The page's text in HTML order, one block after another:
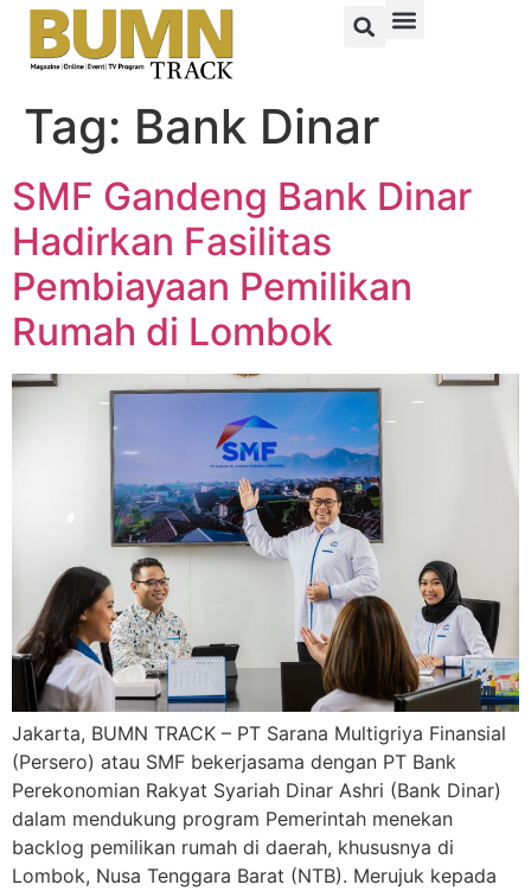
Tag: Bank Dinar
SMF Gandeng Bank Dinar
Hadirkan Fasilitas
Pembiayaan Pemilikan
Rumah di Lombok
Jakarta, BUMN TRACK – PT Sarana Multigriya Finansial
(Persero) atau SMF bekerjasama dengan PT Bank
Perekonomian Rakyat Syariah Dinar Ashri (Bank Dinar)
dalam mendukung program Pemerintah menekan
backlog pemilikan rumah di daerah, khususnya di
Lombok, Nusa Tenggara Barat (NTB). Merujuk kepada